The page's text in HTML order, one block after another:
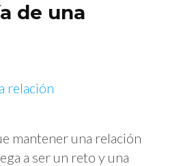
de una
mantener una relación
a ser un reto y una